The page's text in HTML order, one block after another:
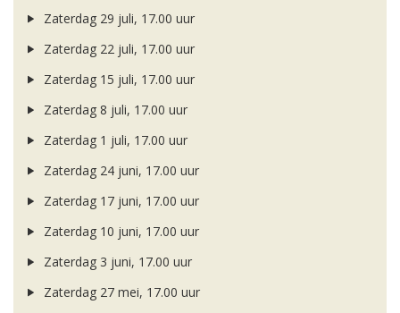
Zaterdag 29 juli, 17.00 uur
Zaterdag 22 juli, 17.00 uur
Zaterdag 15 juli, 17.00 uur
Zaterdag 8 juli, 17.00 uur
Zaterdag 1 juli, 17.00 uur
Zaterdag 24 juni, 17.00 uur
Zaterdag 17 juni, 17.00 uur
Zaterdag 10 juni, 17.00 uur
Zaterdag 3 juni, 17.00 uur
Zaterdag 27 mei, 17.00 uur